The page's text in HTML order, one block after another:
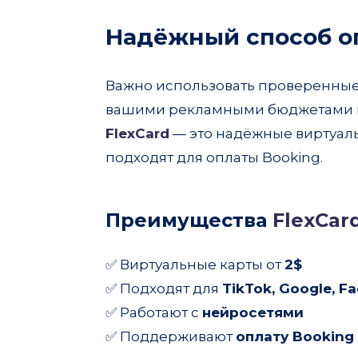
Надёжный способ
Важно использовать
вашими рекламными бюджетами
FlexCard — это надёжные
подходят для оплаты Booking.
Преимущества
✅ Виртуальные карты от2$
✅ Подходят для TikTok, Google,
✅ Работают с нейросетями
✅ Поддерживают оплату Booking